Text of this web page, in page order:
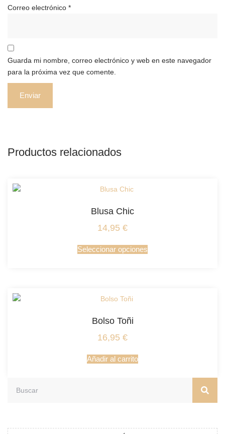
Correo electrónico *
Guarda mi nombre, correo electrónico y web en este navegador
para la próxima vez que comente.
Productos relacionados
Blusa Chic
14,95 €
Seleccionar opciones
Bolso Toñi
16,95 €
Añadir al carrito